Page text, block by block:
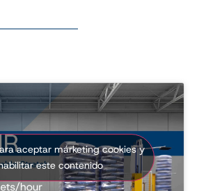
aceptar márketing cookies y
este contenido